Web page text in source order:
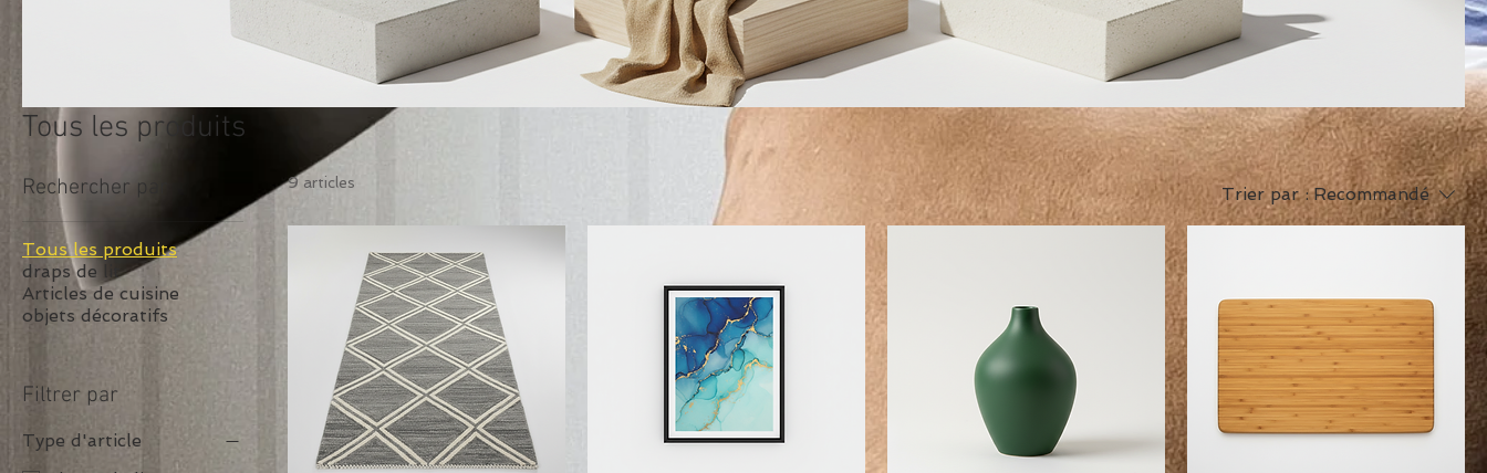
Tous les produits
Rechercher par
Tous les produits
draps de lit
Articles de cuisine
objets décoratifs
Filtrer par
Type d'article
9 articles
Trier par : Recommandé